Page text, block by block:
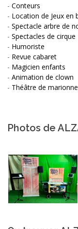
- Conteurs
- Location de Jeux en
- Spectacle arbre de
- Spectacles de cirque
- Humoriste
- Revue cabaret
- Magicien enfants
- Animation de clown
- Théâtre de
Photos de